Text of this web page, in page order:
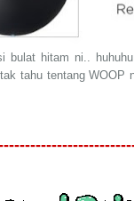
bulat hitam ni..
tahu tentang